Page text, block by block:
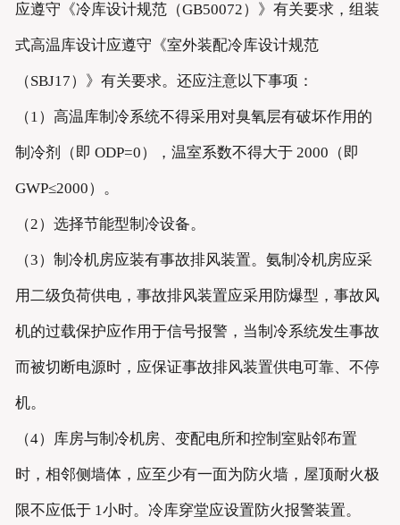
应遵守《冷库设计规范（GB50072）》有关要求，组装
式高温库设计应遵守《室外装配冷库设计规范
（SBJ17）》有关要求。还应注意以下事项：
（1）高温库制冷系统不得采用对臭氧层有破坏作用的
制冷剂（即 ODP=0），温室系数不得大于 2000（即
GWP≤2000）。
（2）选择节能型制冷设备。
（3）制冷机房应装有事故排风装置。氨制冷机房应采
用二级负荷供电，事故排风装置应采用防爆型，事故风
机的过载保护应作用于信号报警，当制冷系统发生事故
而被切断电源时，应保证事故排风装置供电可靠、不停
机。
（4）库房与制冷机房、变配电所和控制室贴邻布置
时，相邻侧墙体，应至少有一面为防火墙，屋顶耐火极
限不应低于 1小时。冷库穿堂应设置防火报警装置。